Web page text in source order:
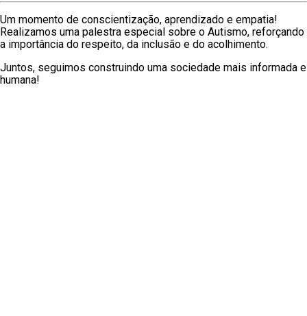
Um momento de conscientização, aprendizado e empatia!
Realizamos uma palestra especial sobre o Autismo, reforçando
a importância do respeito, da inclusão e do acolhimento.
Juntos, seguimos construindo uma sociedade mais informada e
humana!